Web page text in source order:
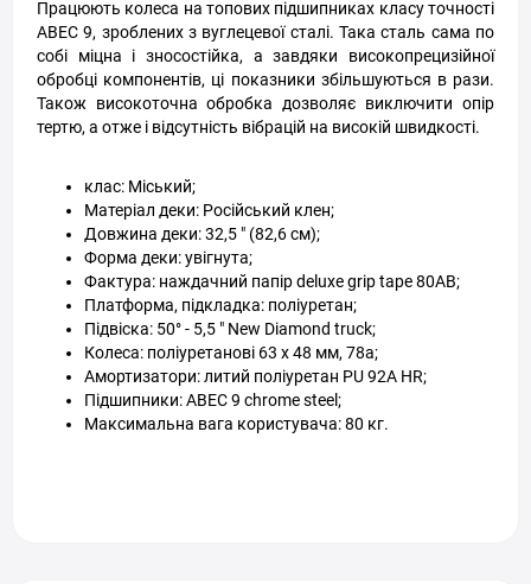
Працюють колеса на топових підшипниках класу точності
ABEC 9, зроблених з вуглецевої сталі. Така сталь сама по
собі міцна і зносостійка, а завдяки високопрецизійної
обробці компонентів, ці показники збільшуються в рази.
Також високоточна обробка дозволяє виключити опір
тертю, а отже і відсутність вібрацій на високій швидкості.
клас: Міський;
Матеріал деки: Російський клен;
Довжина деки: 32,5 " (82,6 см);
Форма деки: увігнута;
Фактура: наждачний папір deluxe grip tape 80AB;
Платформа, підкладка: поліуретан;
Підвіска: 50° - 5,5 " New Diamond truck;
Колеса: поліуретанові 63 х 48 мм, 78а;
Амортизатори: литий поліуретан PU 92А HR;
Підшипники: ABEC 9 chrome steel;
Максимальна вага користувача: 80 кг.